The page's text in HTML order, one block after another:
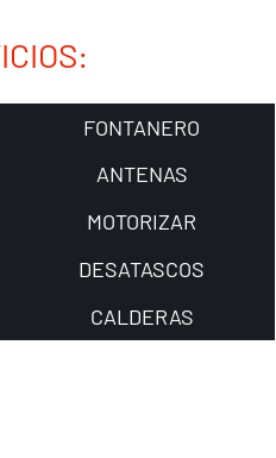
FONTANERO
ANTENAS
MOTORIZAR
DESATASCOS
CALDERAS